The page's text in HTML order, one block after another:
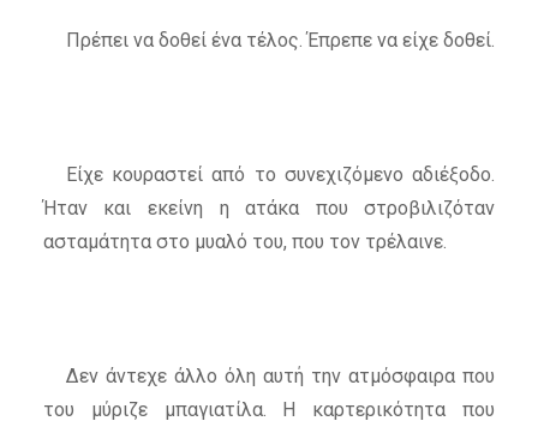
Πρέπει να δοθεί ένα τέλος. Έπρεπε να είχε δοθεί.
Είχε κουραστεί από το συνεχιζόμενο αδιέξοδο.
Ήταν και εκείνη η ατάκα που στροβιλιζόταν
ασταμάτητα στο μυαλό του, που τον τρέλαινε.
Δεν άντεχε άλλο όλη αυτή την ατμόσφαιρα που
του μύριζε μπαγιατίλα. Η καρτερικότητα που